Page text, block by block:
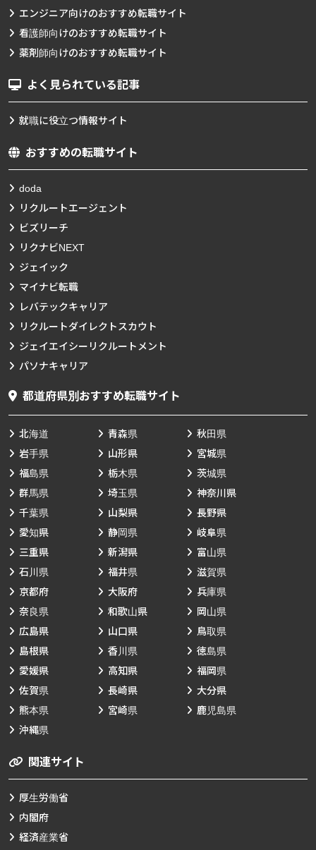
エンジニア向けのおすすめ転職サイト
看護師向けのおすすめ転職サイト
薬剤師向けのおすすめ転職サイト
よく見られている記事
就職に役立つ情報サイト
おすすめの転職サイト
doda
リクルートエージェント
ビズリーチ
リクナビNEXT
ジェイック
マイナビ転職
レバテックキャリア
リクルートダイレクトスカウト
ジェイエイシーリクルートメント
パソナキャリア
都道府県別おすすめ転職サイト
北海道 青森県
秋田県
岩手県
山形県
宮城県
福島県
栃木県
茨城県
群馬県
埼玉県
神奈川県
千葉県
山梨県
長野県
愛知県
静岡県
岐阜県
三重県
新潟県
富山県
石川県
福井県
滋賀県
京都府
大阪府
兵庫県
奈良県
和歌山県
岡山県
広島県
山口県
鳥取県
島根県
香川県
徳島県
愛媛県
高知県
福岡県
佐賀県
長崎県
大分県
熊本県
宮崎県
鹿児島県
沖縄県
関連サイト
厚生労働省
内閣府
経済産業省